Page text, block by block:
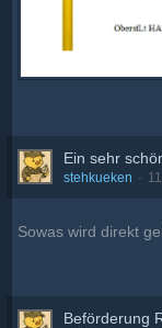
Ein sehr
stehkueken
Sowas wird direkt
Beförderung